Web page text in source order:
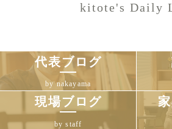
kitote's Daily
代表ブログ
by nakayama
現場ブログ
by staff